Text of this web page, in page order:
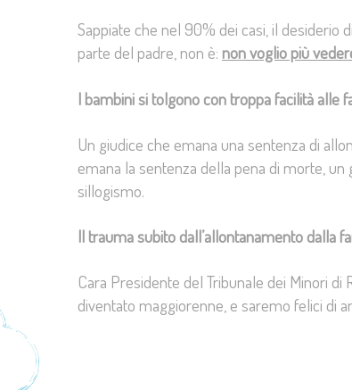
Sappiate che nel 90% dei casi, il desiderio
parte del padre, non è: non voglio più
I bambini si tolgono con troppa facilità alle
Un giudice che emana una sentenza di
emana la sentenza della pena di morte,
sillogismo.
Il trauma subito dall’allontanamento dalla
Cara Presidente del Tribunale dei Minori
diventato maggiorenne, e saremo felici di